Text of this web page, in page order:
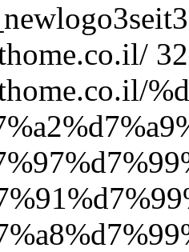
32